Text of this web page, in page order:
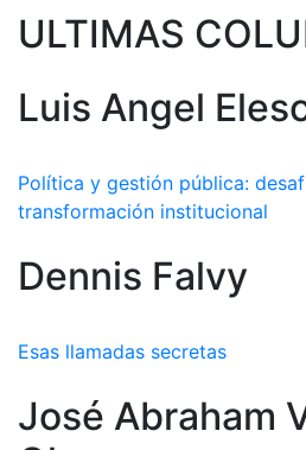
ULTIMAS
Luis Angel
Política y gestión pública:
transformación institucional
Dennis Falvy
Esas llamadas secretas
José Abraham